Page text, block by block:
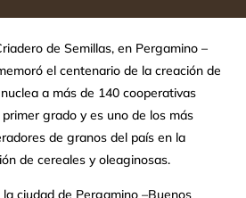
de Semillas, en Pergamino –
el centenario de la creación de
a más de 140 cooperativas
grado y es uno de los más
de granos del país en la
de cereales y oleaginosas.
ciudad de Pergamino –Buenos